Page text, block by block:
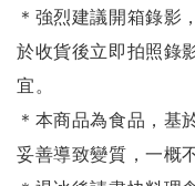
＊強烈建議開箱錄影
於收貨後立即拍照錄
宜。
＊本商品為食品，基
妥善導致變質，一概